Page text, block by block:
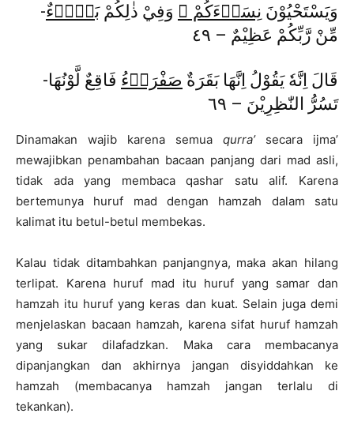
-وَيَسْتَحْيُوْنَ نِسَاۤءَكُمْ ۗ وَفِيْ ذٰلِكُمْبَلَاۤءٌ
مِّنْ رَّبِّكُمْ عَظِيْمٌ – ٤٩
-قَالَ اِنَّهٗ يَقُوْلُ اِنَّهَا بَقَرَةٌ صَفْرَاۤءُ فَاقِعٌ لَّوْنُهَا
تَسُرُّ النّٰظِرِيْنَ – ٦٩
Dinamakan wajib karena semua qurra’secara ijma’
mewajibkan penambahan bacaan panjang dari mad asli,
tidak ada yang membaca qashar satu alif. Karena
bertemunya huruf mad dengan hamzah dalam satu
kalimat itu betul-betul membekas.
Kalau tidak ditambahkan panjangnya, maka akan hilang
terlipat. Karena huruf mad itu huruf yang samar dan
hamzah itu huruf yang keras dan kuat. Selain juga demi
menjelaskan bacaan hamzah, karena sifat huruf hamzah
yang sukar dilafadzkan. Maka cara membacanya
dipanjangkan dan akhirnya jangan disyiddahkan ke
hamzah (membacanya hamzah jangan terlalu di
tekankan).